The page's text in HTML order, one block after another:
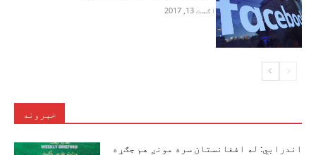
اګست 13, 2017
خبرونه
اندرابي: له افغانستان سره مونږ هم جګړه